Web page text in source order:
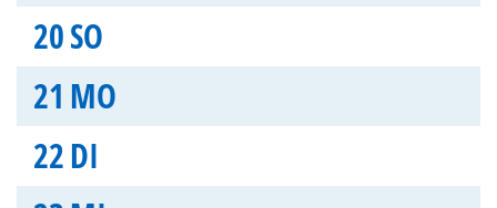
20SO
21 MO
22DI